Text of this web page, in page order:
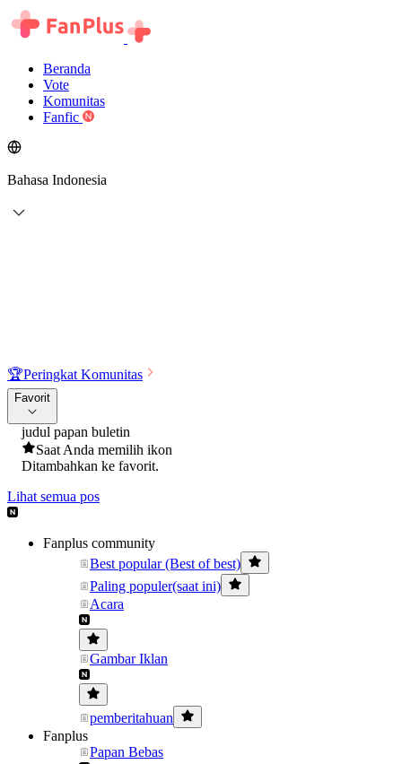
Beranda
Vote
Komunitas
Fanfic
Bahasa Indonesia
🏆Peringkat Komunitas
Favorit
judul papan buletin
Saat Anda memilih ikon
Ditambahkan ke favorit.
Lihat semua pos
Fanplus community
Best popular (Best of best)
Paling populer(saat ini)
Acara
Gambar Iklan
pemberitahuan
Fanplus
Papan Bebas